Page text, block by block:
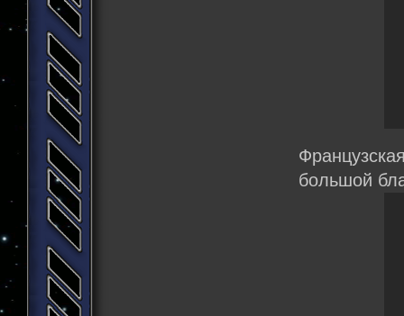
большой